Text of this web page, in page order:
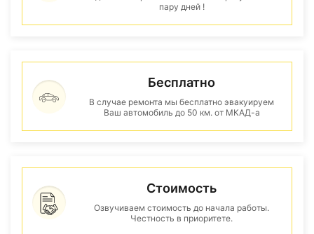
пару дней !
Бесплатно
В случае ремонта мы бесплатно эвакуируем
Ваш автомобиль до 50 км. от МКАД-а
Стоимость
Озвучиваем стоимость до начала работы.
Честность в приоритете.